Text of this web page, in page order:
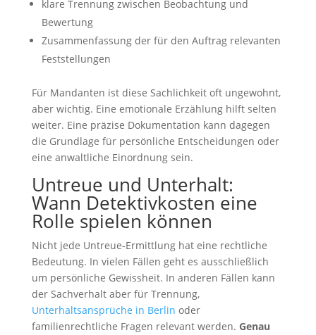
klare Trennung zwischen Beobachtung und
Bewertung
Zusammenfassung der für den Auftrag relevanten
Feststellungen
Für Mandanten ist diese Sachlichkeit oft ungewohnt,
aber wichtig. Eine emotionale Erzählung hilft selten
weiter. Eine präzise Dokumentation kann dagegen
die Grundlage für persönliche Entscheidungen oder
eine anwaltliche Einordnung sein.
Untreue und Unterhalt:
Wann Detektivkosten eine
Rolle spielen können
Nicht jede Untreue-Ermittlung hat eine rechtliche
Bedeutung. In vielen Fällen geht es ausschließlich
um persönliche Gewissheit. In anderen Fällen kann
der Sachverhalt aber für Trennung,
Unterhaltsansprüche in Berlin oder
familienrechtliche Fragen relevant werden. Genau